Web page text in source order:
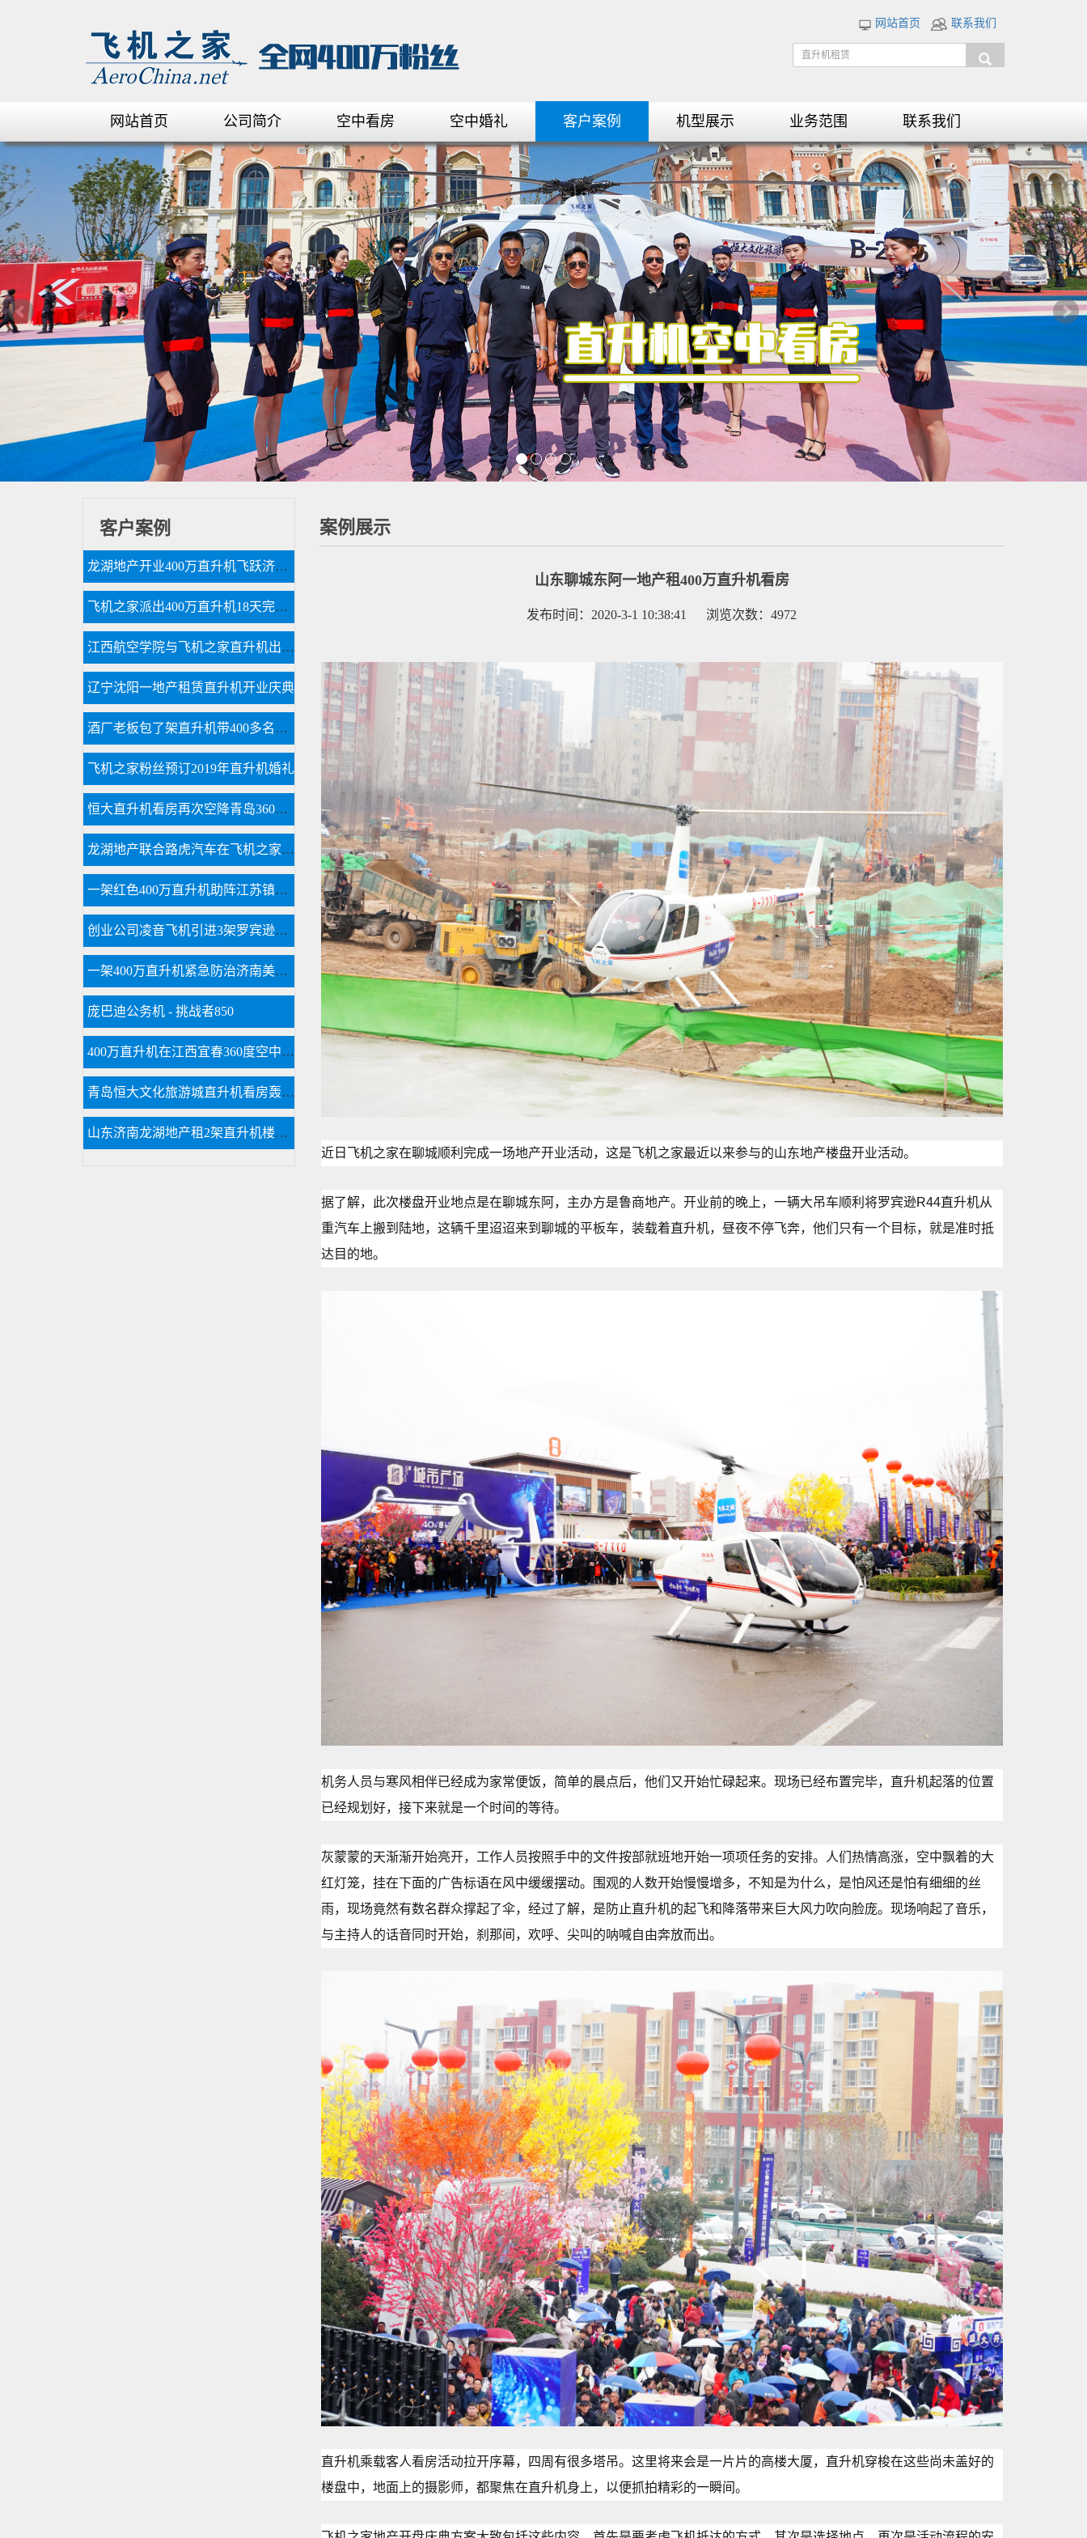
网站首页 联系我们
网站首页 公司简介 空中看房 空中婚礼 客户案例 机型展示 业务范围 联系我们
案例展示
山东聊城东阿一地产租400万直升机看房
发布时间：2020-3-1 10:38:41 浏览次数：4972
近日飞机之家在聊城顺利完成一场地产开业活动，这是飞机之家最近以来参与的山东地产楼盘开业活动。
据了解，此次楼盘开业地点是在聊城东阿，主办方是鲁商地产。开业前的晚上，一辆大吊车顺利将罗宾逊R44直升机从
重汽车上搬到陆地，这辆千里迢迢来到聊城的平板车，装载着直升机，昼夜不停飞奔，他们只有一个目标，就是准时抵
达目的地。
机务人员与寒风相伴已经成为家常便饭，简单的晨点后，他们又开始忙碌起来。现场已经布置完毕，直升机起落的位置
已经规划好，接下来就是一个时间的等待。
灰蒙蒙的天渐渐开始亮开，工作人员按照手中的文件按部就班地开始一项项任务的安排。人们热情高涨，空中飘着的大
红灯笼，挂在下面的广告标语在风中缓缓摆动。围观的人数开始慢慢增多，不知是为什么，是怕风还是怕有细细的丝
雨，现场竟然有数名群众撑起了伞，经过了解，是防止直升机的起飞和降落带来巨大风力吹向脸庞。现场响起了音乐，
与主持人的话音同时开始，刹那间，欢呼、尖叫的呐喊自由奔放而出。
直升机乘载客人看房活动拉开序幕，四周有很多塔吊。这里将来会是一片片的高楼大厦，直升机穿梭在这些尚未盖好的
楼盘中，地面上的摄影师，都聚焦在直升机身上，以便抓拍精彩的一瞬间。
客户案例
龙湖地产开业400万直升机飞跃济南东CBD
飞机之家派出400万直升机18天完成云南昆明直升机航测
江西航空学院与飞机之家直升机出租合作参加人社部第44届世界技能大赛
辽宁沈阳一地产租赁直升机开业庆典
酒厂老板包了架直升机带400多名员工空中游览西柏坡
飞机之家粉丝预订2019年直升机婚礼
恒大直升机看房再次空降青岛360度空中看楼盘
龙湖地产联合路虎汽车在飞机之家包机体验飞行
一架红色400万直升机助阵江苏镇江商场
创业公司凌音飞机引进3架罗宾逊R44直升机将用于租赁和销售
一架400万直升机紧急防治济南美国三代白蛾
庞巴迪公务机 - 挑战者850
400万直升机在江西宜春360度空中看房
青岛恒大文化旅游城直升机看房轰动全城
山东济南龙湖地产租2架直升机楼盘开业